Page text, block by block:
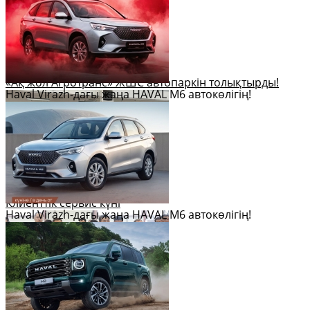
«Ақ жол Агротранс» ЖШС автопаркін толықтырды!
Клиенттік сервис күні
Haval Virazh-дағы жаңа HAVAL M6 автокөлігің!
Haval Virazh-дағы жаңа HAVAL M6 автокөлігің!